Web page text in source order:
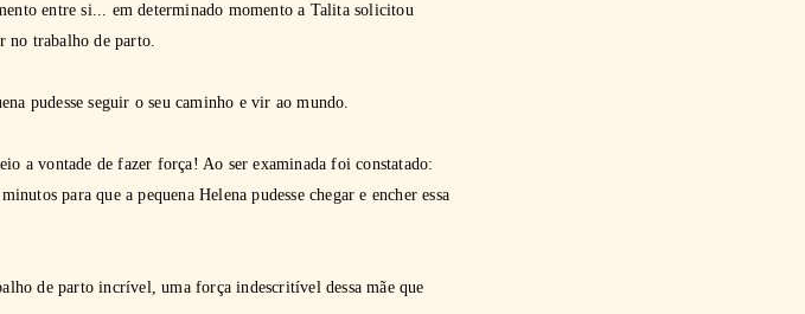
entre si... em determinado momento a Talita solicitou
no trabalho de parto.
pudesse seguir o seu caminho e vir ao mundo.
a vontade de fazer força! Ao ser examinada foi constatado:
para que a pequena Helena pudesse chegar e encher essa
de parto incrível, uma força indescritível dessa mãe que